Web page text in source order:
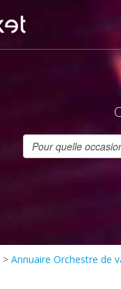
> Annuaire Orchestre de